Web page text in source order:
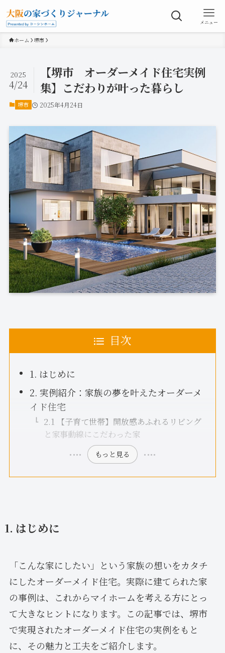
メニュー
ホーム 堺市
【堺市 オーダーメイド住宅実例
集】こだわりが叶った暮らし
2025
4/24
堺市 2025年4月24日
目次
1. はじめに
2. 実例紹介：家族の夢を叶えたオーダーメ
イド住宅
2.1 【子育て世帯】開放感あふれるリビング
と家事動線にこだわった家
もっと見る
1. はじめに
「こんな家にしたい」という家族の想いをカタチ
にしたオーダーメイド住宅。実際に建てられた家
の事例は、これからマイホームを考える方にとっ
て大きなヒントになります。この記事では、堺市
で実現されたオーダーメイド住宅の実例をもと
に、その魅力と工夫をご紹介します。